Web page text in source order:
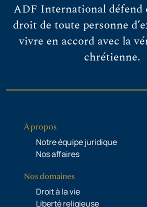
ADF International défend
droit de toute personne
vivre en accord avec la
chrétienne.
À propos
Notre équipe juridique
Nos affaires
Nos domaines
Droit à la vie
Liberté religieuse